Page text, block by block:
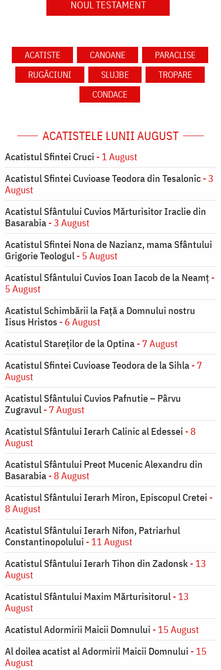
NOUL TESTAMENT
ACATISTE CANOANE
PARACLISE
RUGĂCIUNI
SLUJBE
TROPARE
CONDACE
ACATISTELE LUNII AUGUST
Acatistul Sfintei Cruci - 1 August
Acatistul Sfintei Cuvioase Teodora din Tesalonic- 3
August
Acatistul Sfântului Cuvios Mărturisitor Iraclie din
Basarabia- 3 August
Acatistul Sfintei Nona de Nazianz, mama Sfântului
Grigorie Teologul- 5 August
Acatistul Sfântului Cuvios Ioan Iacob de la Neamț -
5 August
Acatistul Schimbării la Faţă a Domnului nostru
Iisus Hristos - 6 August
Acatistul Stareţilor de la Optina- 7 August
Acatistul Sfintei Cuvioase Teodora de la Sihla- 7
August
Acatistul Sfântului Cuvios Pafnutie – Pârvu
Zugravul- 7 August
Acatistul Sfântului Ierarh Calinic al Edessei - 8
August
Acatistul Sfântului Preot Mucenic Alexandru din
Basarabia- 8 August
Acatistul Sfântului Ierarh Miron, Episcopul Cretei -
8 August
Acatistul Sfântului Ierarh Nifon, Patriarhul
Constantinopolului - 11 August
Acatistul Sfântului Ierarh Tihon din Zadonsk- 13
August
Acatistul Sfântului Maxim Mărturisitorul- 13
August
Acatistul Adormirii Maicii Domnului - 15 August
Al doilea acatist al Adormirii Maicii Domnului - 15
August